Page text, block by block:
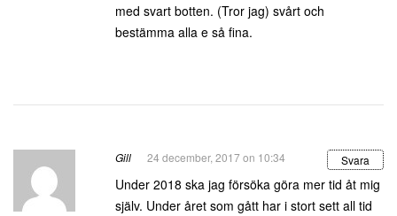
med svart botten. (Tror jag) svårt och
bestämma alla e så fina.
Gill 24 december, 2017 on 10:34 Svara
Under 2018 ska jag försöka göra mer tid åt mig
själv. Under året som gått har i stort sett all tid